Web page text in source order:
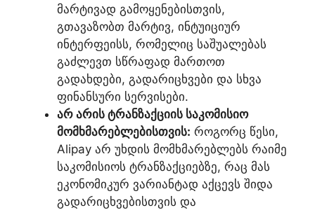
მარტივად გამოყენებისთვის,
გთავაზობთ მარტივ, ინტუიციურ
ინტერფეისს, რომელიც საშუალებას
გაძლევთ სწრაფად მართოთ
გადახდები, გადარიცხვები და სხვა
ფინანსური სერვისები.
არ არის ტრანზაქციის საკომისიო
მომხმარებლებისთვის: როგორც წესი,
Alipay არ უხდის მომხმარებლებს რაიმე
საკომისიოს ტრანზაქციებზე, რაც მას
ეკონომიკურ ვარიანტად აქცევს შიდა
გადარიცხვებისთვის და